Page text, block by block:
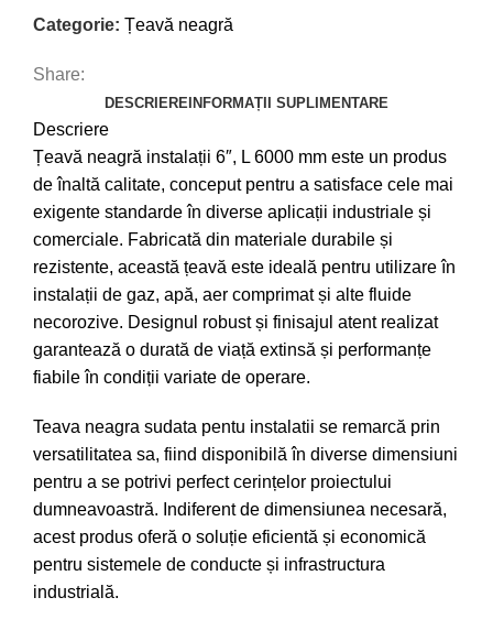
Categorie: Țeavă neagră
Share:
DESCRIEREINFORMAȚII SUPLIMENTARE
Descriere
Țeavă neagră instalații 6″, L 6000 mm este un produs
de înaltă calitate, conceput pentru a satisface cele mai
exigente standarde în diverse aplicații industriale și
comerciale. Fabricată din materiale durabile și
rezistente, această țeavă este ideală pentru utilizare în
instalații de gaz, apă, aer comprimat și alte fluide
necorozive. Designul robust și finisajul atent realizat
garantează o durată de viață extinsă și performanțe
fiabile în condiții variate de operare.
Teava neagra sudata pentu instalatii se remarcă prin
versatilitatea sa, fiind disponibilă în diverse dimensiuni
pentru a se potrivi perfect cerințelor proiectului
dumneavoastră. Indiferent de dimensiunea necesară,
acest produs oferă o soluție eficientă și economică
pentru sistemele de conducte și infrastructura
industrială.